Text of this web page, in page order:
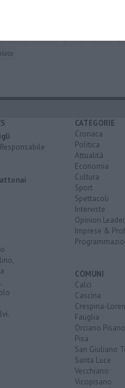
nuovo allarme dagli
CATEGORIE
Cronaca
Politica
Attualità
Economia
Cultura
Sport
Spettacoli
Interviste
Opinion Leader
Imprese &
COMUNI
Calci
Cascina
Crespina-
Fauglia
Orciano Pisano
Pisa
San Giuliano
Santa Luce
Vecchiano
Vicopisano